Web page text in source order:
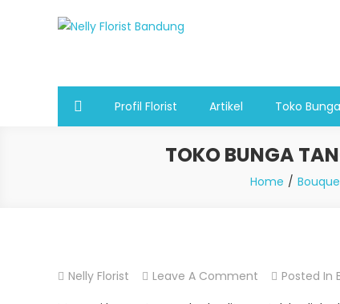
Profil Florist Artikel Toko Bunga
TOKO BUNGA
Home
Nelly Florist Leave A Comment On Posted In